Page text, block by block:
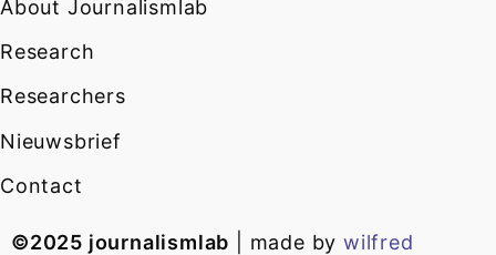
About Journalismlab
Research
Researchers
Nieuwsbrief
Contact
©2025 journalismlab | made bywilfred